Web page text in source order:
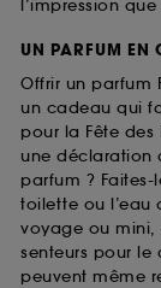
l’impression
UN PARFUM EN
Offrir un parfum
un cadeau qui
pour la Fête des
une déclaration
parfum ? Faites-
toilette ou l’eau
voyage ou mini,
senteurs pour le
peuvent même